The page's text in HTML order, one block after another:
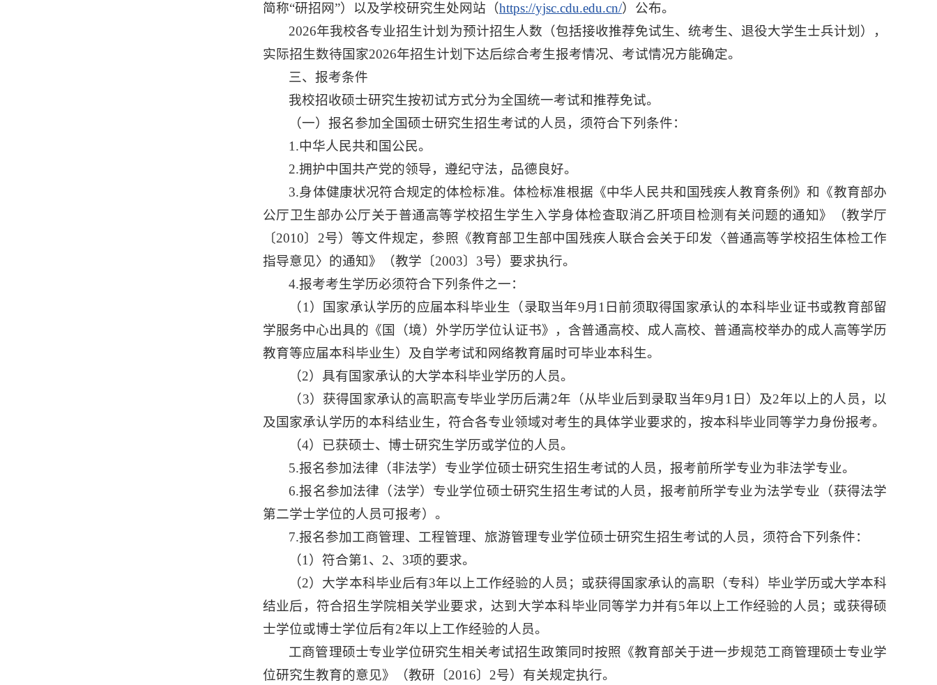
简称“研招网”）以及学校研究生处网站（https://yjsc.cdu.edu.cn/）公布。
2026年我校各专业招生计划为预计招生人数（包括接收推荐免试生、统考生、退役大学生士兵计划），
实际招生数待国家2026年招生计划下达后综合考生报考情况、考试情况方能确定。
三、报考条件
我校招收硕士研究生按初试方式分为全国统一考试和推荐免试。
（一）报名参加全国硕士研究生招生考试的人员，须符合下列条件：
1.中华人民共和国公民。
2.拥护中国共产党的领导，遵纪守法，品德良好。
3.身体健康状况符合规定的体检标准。体检标准根据《中华人民共和国残疾人教育条例》和《教育部办
公厅卫生部办公厅关于普通高等学校招生学生入学身体检查取消乙肝项目检测有关问题的通知》（教学厅
〔2010〕2号）等文件规定，参照《教育部卫生部中国残疾人联合会关于印发〈普通高等学校招生体检工作
指导意见〉的通知》（教学〔2003〕3号）要求执行。
4.报考考生学历必须符合下列条件之一：
（1）国家承认学历的应届本科毕业生（录取当年9月1日前须取得国家承认的本科毕业证书或教育部留
学服务中心出具的《国（境）外学历学位认证书》，含普通高校、成人高校、普通高校举办的成人高等学历
教育等应届本科毕业生）及自学考试和网络教育届时可毕业本科生。
（2）具有国家承认的大学本科毕业学历的人员。
（3）获得国家承认的高职高专毕业学历后满2年（从毕业后到录取当年9月1日）及2年以上的人员，以
及国家承认学历的本科结业生，符合各专业领域对考生的具体学业要求的，按本科毕业同等学力身份报考。
（4）已获硕士、博士研究生学历或学位的人员。
5.报名参加法律（非法学）专业学位硕士研究生招生考试的人员，报考前所学专业为非法学专业。
6.报名参加法律（法学）专业学位硕士研究生招生考试的人员，报考前所学专业为法学专业（获得法学
第二学士学位的人员可报考）。
7.报名参加工商管理、工程管理、旅游管理专业学位硕士研究生招生考试的人员，须符合下列条件：
（1）符合第1、2、3项的要求。
（2）大学本科毕业后有3年以上工作经验的人员；或获得国家承认的高职（专科）毕业学历或大学本科
结业后，符合招生学院相关学业要求，达到大学本科毕业同等学力并有5年以上工作经验的人员；或获得硕
士学位或博士学位后有2年以上工作经验的人员。
工商管理硕士专业学位研究生相关考试招生政策同时按照《教育部关于进一步规范工商管理硕士专业学
位研究生教育的意见》（教研〔2016〕2号）有关规定执行。